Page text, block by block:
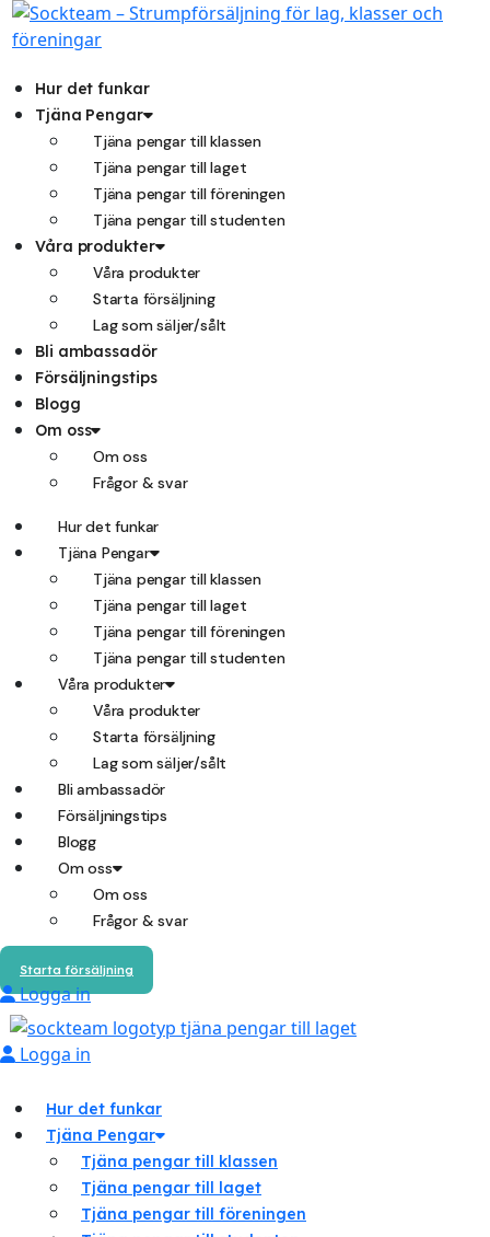
Hoppa
till
Hur det funkar
Tjäna Pengar
Tjäna pengar till klassen
Tjäna pengar till laget
Tjäna pengar till föreningen
Tjäna pengar till studenten
Våra produkter
Våra produkter
Starta försäljning
Lag som säljer/sålt
Bli ambassadör
Försäljningstips
Blogg
Om oss
Om oss
Frågor & svar
Hur det funkar
Tjäna Pengar
Tjäna pengar till klassen
Tjäna pengar till laget
Tjäna pengar till föreningen
Tjäna pengar till studenten
Våra produkter
Våra produkter
Starta försäljning
Lag som säljer/sålt
Bli ambassadör
Försäljningstips
Blogg
Om oss
Om oss
Frågor & svar
Starta försäljning
Logga in
Logga in
Hur det funkar
Tjäna Pengar
Tjäna pengar till klassen
Tjäna pengar till laget
Tjäna pengar till föreningen